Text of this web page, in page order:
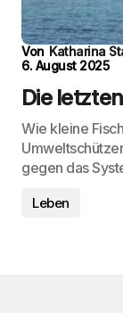
Von Katharina
6. August 2025
Die
Wie kleine
gegen das
Leben